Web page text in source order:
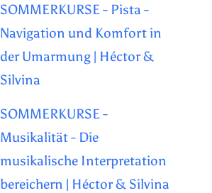
SOMMERKURSE - Pista -
Navigation und Komfort in
der Umarmung | Héctor &
Silvina
SOMMERKURSE -
Musikalität - Die
musikalische Interpretation
bereichern | Héctor & Silvina